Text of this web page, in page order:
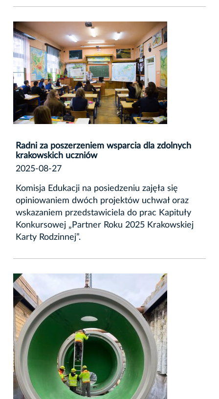
Radni za poszerzeniem wsparcia dla zdolnych
krakowskich uczniów
2025-08-27
Komisja Edukacji na posiedzeniu zajęła się
opiniowaniem dwóch projektów uchwał oraz
wskazaniem przedstawiciela do prac Kapituły
Konkursowej „Partner Roku 2025 Krakowskiej
Karty Rodzinnej”.